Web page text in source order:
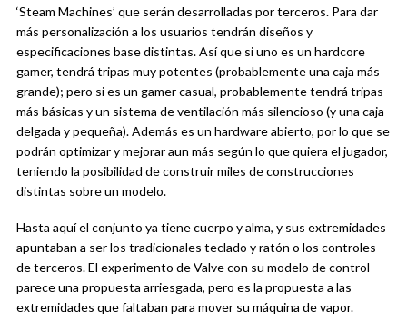
‘Steam Machines’ que serán desarrolladas por terceros. Para dar
más personalización a los usuarios tendrán diseños y
especificaciones base distintas. Así que si uno es un hardcore
gamer, tendrá tripas muy potentes (probablemente una caja más
grande); pero si es un gamer casual, probablemente tendrá tripas
más básicas y un sistema de ventilación más silencioso (y una caja
delgada y pequeña). Además es un hardware abierto, por lo que se
podrán optimizar y mejorar aun más según lo que quiera el jugador,
teniendo la posibilidad de construir miles de construcciones
distintas sobre un modelo.
Hasta aquí el conjunto ya tiene cuerpo y alma, y sus extremidades
apuntaban a ser los tradicionales teclado y ratón o los controles
de terceros. El experimento de Valve con su modelo de control
parece una propuesta arriesgada, pero es la propuesta a las
extremidades que faltaban para mover su máquina de vapor.